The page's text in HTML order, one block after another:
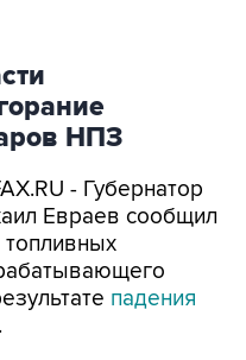
НПЗ
- Губернатор
Евраев сообщил
падения